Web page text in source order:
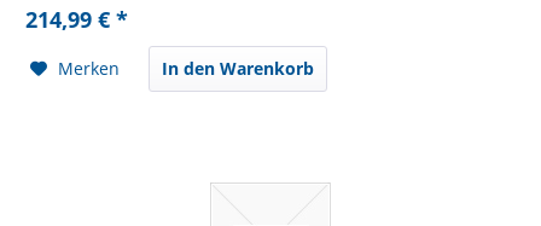
214,99 € *
Merken In den Warenkorb